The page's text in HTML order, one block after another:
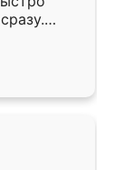
к
даже